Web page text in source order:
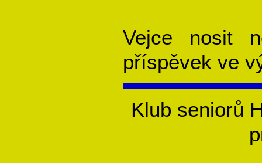
Vejce nosit
příspěvek ve
Klub seniorů